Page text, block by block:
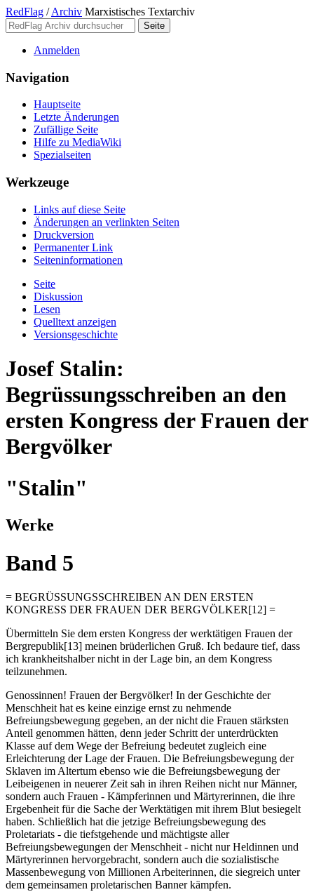
RedFlag / Archiv Marxistisches Textarchiv
Anmelden
Navigation
Hauptseite
Letzte Änderungen
Zufällige Seite
Hilfe zu MediaWiki
Spezialseiten
Werkzeuge
Links auf diese Seite
Änderungen an verlinkten Seiten
Druckversion
Permanenter Link
Seiten­­informationen
Seite
Diskussion
Lesen
Quelltext anzeigen
Versionsgeschichte
Josef Stalin:
Begrüssungsschreiben an den
ersten Kongress der Frauen der
Bergvölker
"Stalin"
Werke
Band 5
= BEGRÜSSUNGSSCHREIBEN AN DEN ERSTEN
KONGRESS DER FRAUEN DER BERGVÖLKER[12] =
Übermitteln Sie dem ersten Kongress der werktätigen Frauen der
Bergrepublik[13] meinen brüderlichen Gruß. Ich bedaure tief, dass
ich krankheitshalber nicht in der Lage bin, an dem Kongress
teilzunehmen.
Genossinnen! Frauen der Bergvölker! In der Geschichte der
Menschheit hat es keine einzige ernst zu nehmende
Befreiungsbewegung gegeben, an der nicht die Frauen stärksten
Anteil genommen hätten, denn jeder Schritt der unterdrückten
Klasse auf dem Wege der Befreiung bedeutet zugleich eine
Erleichterung der Lage der Frauen. Die Befreiungsbewegung der
Sklaven im Altertum ebenso wie die Befreiungsbewegung der
Leibeigenen in neuerer Zeit sah in ihren Reihen nicht nur Männer,
sondern auch Frauen - Kämpferinnen und Märtyrerinnen, die ihre
Ergebenheit für die Sache der Werktätigen mit ihrem Blut besiegelt
haben. Schließlich hat die jetzige Befreiungsbewegung des
Proletariats - die tiefstgehende und mächtigste aller
Befreiungsbewegungen der Menschheit - nicht nur Heldinnen und
Märtyrerinnen hervorgebracht, sondern auch die sozialistische
Massenbewegung von Millionen Arbeiterinnen, die siegreich unter
dem gemeinsamen proletarischen Banner kämpfen.